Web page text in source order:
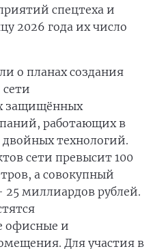
спецтеха и
2026 года их число
о планах создания
защищённых
работающих в
технологий.
сети превысит 100
а совокупный
миллиардов рублей.
офисные и
Для участия в